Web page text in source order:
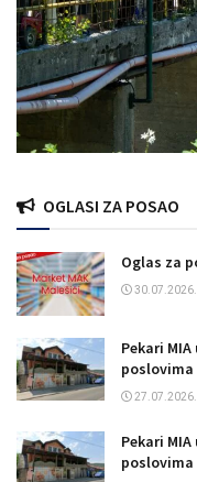
OGLASI ZA POSAO
Oglas za
30.07.2026.
Pekari
27.07.2026.
Pekari